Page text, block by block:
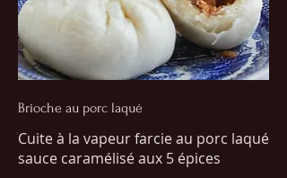
Brioche au porc laqué
Cuite à la vapeur farcie au porc laqué
sauce caramélisé aux 5 épices